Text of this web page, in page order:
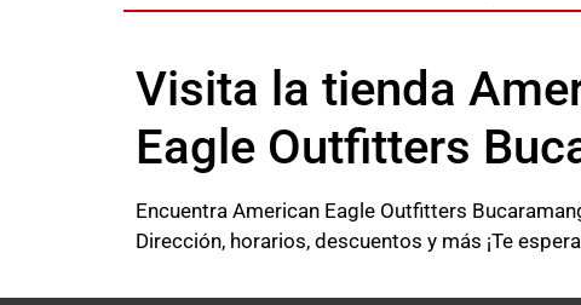
Visita la tienda
Eagle Outfitters
Encuentra American Eagle Outfitters
Dirección, horarios, descuentos y más ¡Te